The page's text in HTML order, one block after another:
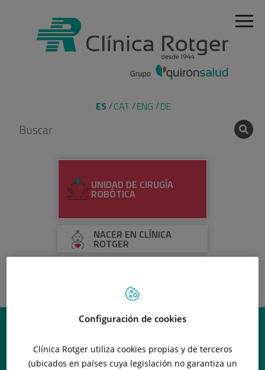
ES CAT ENG DE
UNIDAD DE CIRUGÍA
ROBÓTICA
NACER EN CLÍNICA
ROTGER
OLABE NEUROCIRUGÍA
Configuración de cookies
Clínica Rotger utiliza cookies propias y de terceros
(ubicados en países cuya legislación no garantiza un